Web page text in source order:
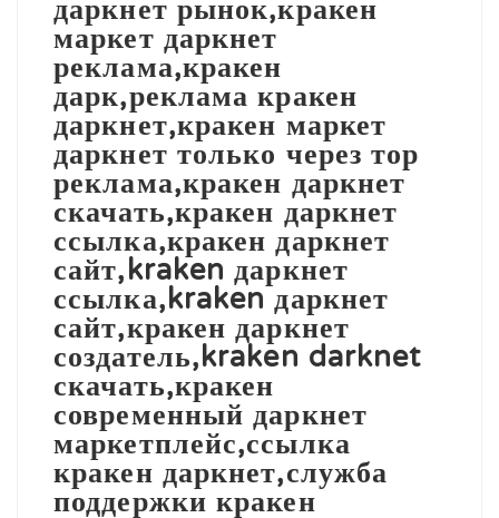
даркнет рынок,кракен
маркет даркнет
реклама,кракен
дарк,реклама кракен
даркнет,кракен маркет
даркнет только через тор
реклама,кракен даркнет
скачать,кракен даркнет
ссылка,кракен даркнет
сайт,kraken даркнет
ссылка,kraken даркнет
сайт,кракен даркнет
создатель,kraken darknet
скачать,кракен
современный даркнет
маркетплейс,ссылка
кракен даркнет,служба
поддержки кракен